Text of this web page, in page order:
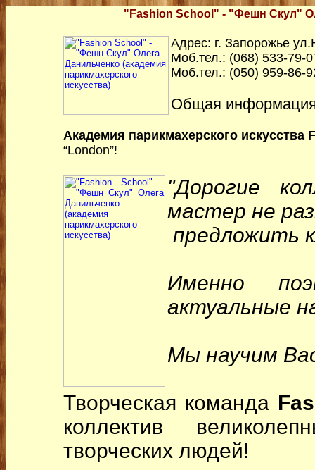
"Fashion School" - "Фешн Скул"
Адрес: г. Запорожье
Моб.тел.: (068) 533-79-
Моб.тел.: (050) 959-86-
Общая
Академия парикмахерского искусства
“London”!
"Дорогие
мастер не
предложить
Именно
актуальные
Мы научим
Творческая команда
коллектив
творческих людей!